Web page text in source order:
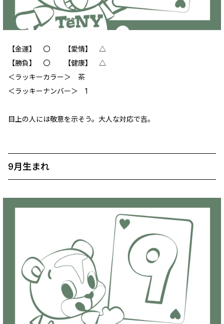
【金運】 ‪〇 【愛情】 ‪△
【勝負】 〇 【健康】 ‪△
＜ラッキーカラー＞ 茶
＜ラッキーナンバー＞ 1
目上の人には敬意を示そう。大人な対応で吉。
9月生まれ